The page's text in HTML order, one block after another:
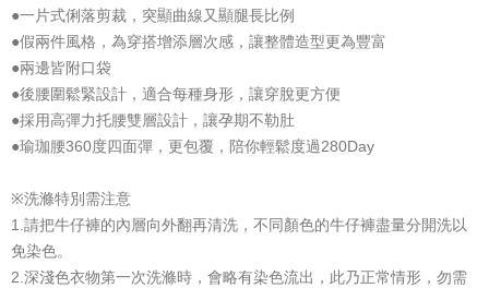
●一片式俐落剪裁，突顯曲線又顯腿長比例
●假兩件風格，為穿搭增添層次感，讓整體造型更為豐富
●兩邊皆附口袋
●後腰圍鬆緊設計，適合每種身形，讓穿脫更方便
●採用高彈力托腰雙層設計，讓孕期不勒肚
●瑜珈腰360度四面彈，更包覆，陪你輕鬆度過280Day
※洗滌特別需注意
1.請把牛仔褲的內層向外翻再清洗，不同顏色的牛仔褲盡量分開洗以
免染色。
2.深淺色衣物第一次洗滌時，會略有染色流出，此乃正常情形，勿需